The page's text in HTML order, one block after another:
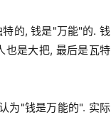
也是大把, 最后是瓦特
为"钱是万能的". 实际